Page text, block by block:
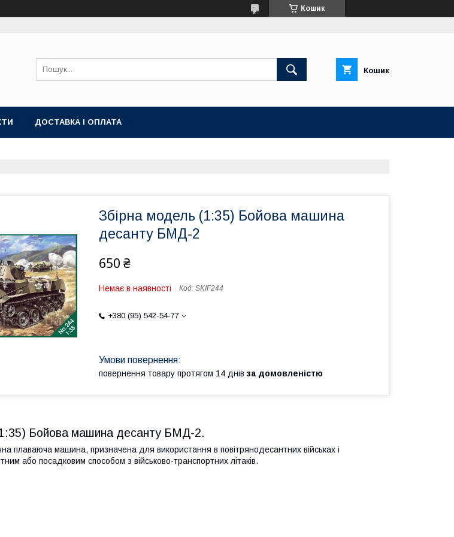
Кошик
Кошик
ДОСТАВКА І ОПЛАТА
Збірна модель (1:35) Бойова машина
десанту БМД-2
650 ₴
Немає в наявності Код: SKIF244
+380 (95) 542-54-77
повернення товару протягом 14 днів за домовленістю
Бойова машина десанту БМД-2.
плаваюча машина, призначена для використання в повітрянодесантних військах і
або посадковим способом з військово-транспортних літаків.